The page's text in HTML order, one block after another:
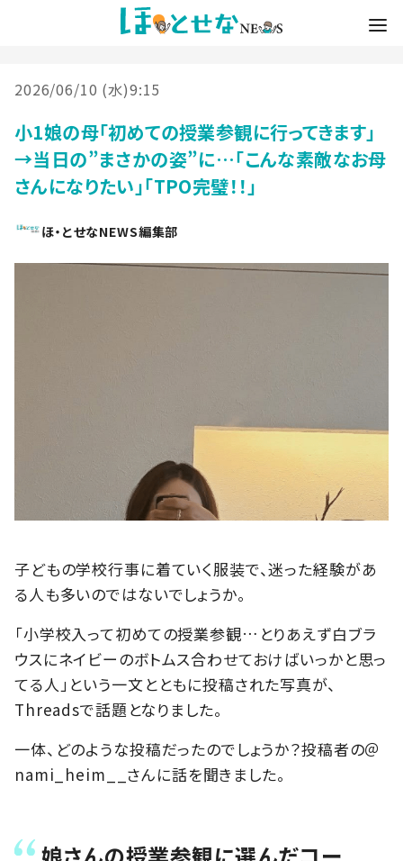
2026/06/10 (水)9:15
小1娘の母「初めての授業参観に行ってきます」
→当日の”まさかの姿”に…「こんな素敵なお母
さんになりたい」「TPO完璧！！」
ほ・とせなNEWS編集部
子どもの学校行事に着ていく服装で、迷った経験があ
る人も多いのではないでしょうか。
「小学校入って初めての授業参観…とりあえず白ブラ
ウスにネイビーのボトムス合わせておけばいっかと思っ
てる人」という一文とともに投稿された写真が、
Threadsで話題となりました。
一体、どのような投稿だったのでしょうか？投稿者の＠
nami_heim__さんに話を聞きました。